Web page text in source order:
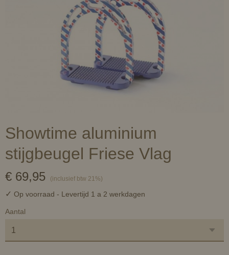
Showtime aluminium
stijgbeugel Friese Vlag
€ 69,95 (inclusief btw 21%)
✓ Op voorraad - Levertijd 1 a 2 werkdagen
Aantal